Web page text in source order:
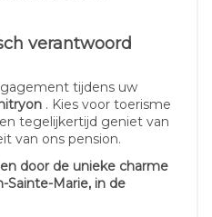
verantwoord
tijdens uw
. Kies voor toerisme
tegelijkertijd geniet van
van ons pension.
door de unieke charme
Sainte-Marie, in de